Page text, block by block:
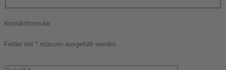
Kontaktformular
Felder mit * müssen ausgefüllt werden